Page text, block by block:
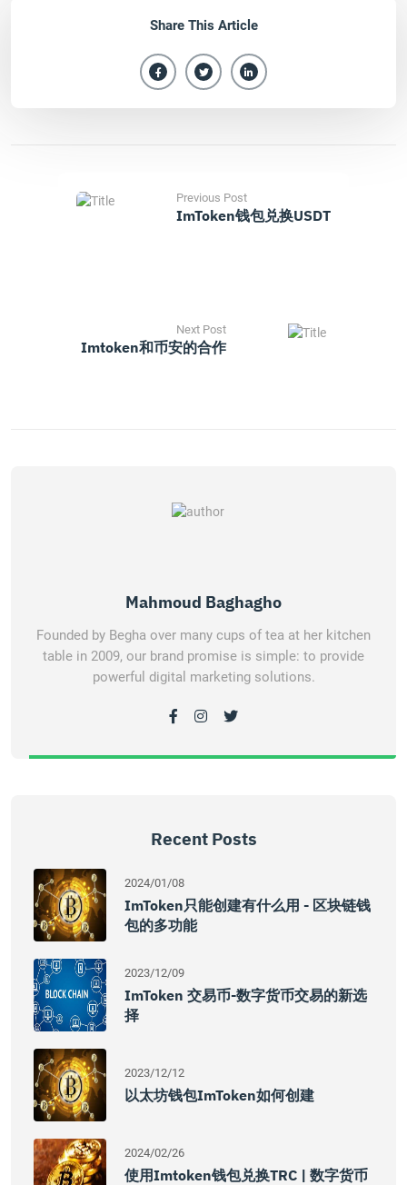
Share This Article
Previous Post
ImToken钱包兑换USDT
Next Post
Imtoken和币安的合作
Mahmoud Baghagho
Founded by Begha over many cups of tea at her kitchen
table in 2009, our brand promise is simple: to provide
powerful digital marketing solutions.
Recent Posts
2024/01/08
ImToken只能创建有什么用 - 区块链钱
包的多功能
2023/12/09
ImToken 交易币-数字货币交易的新选
择
2023/12/12
以太坊钱包imToken如何创建
2024/02/26
使用imtoken钱包兑换TRC | 数字货币